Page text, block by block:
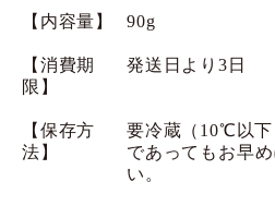
【内容量】 90g
【消費期
限】
発送日より3日
【保存方
法】
要冷蔵（10℃以下
であってもお早
い。